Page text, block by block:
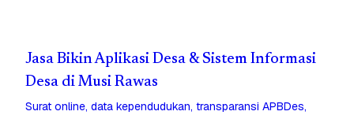
Jasa Bikin Aplikasi Desa & Sistem Informasi
Desa di Musi Rawas
Surat online, data kependudukan, transparansi APBDes,